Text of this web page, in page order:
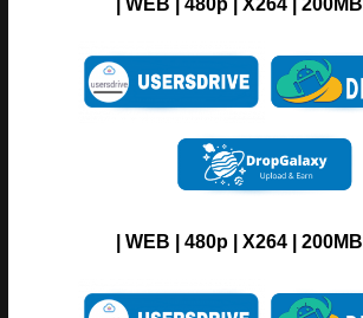
| WEB | 480p | X264 | 200MB